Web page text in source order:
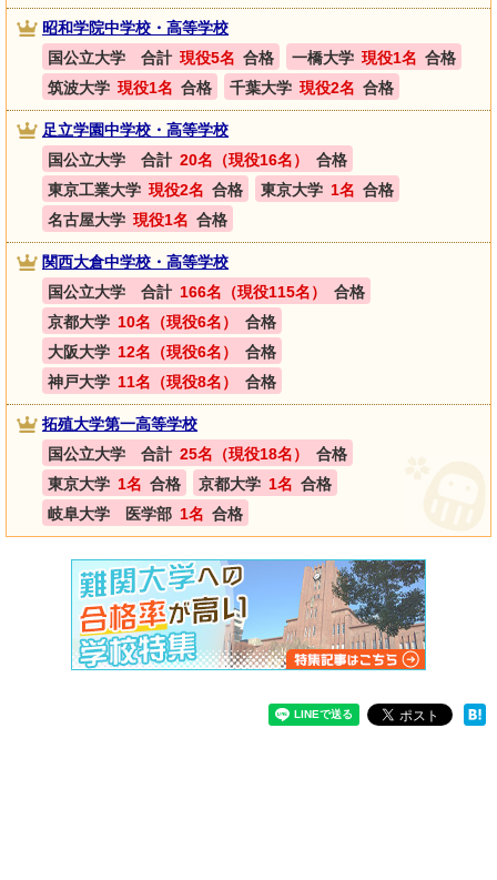
昭和学院中学校・高等学校
国公立大学 合計 現役5名 合格 一橋大学 現役1名 合格
筑波大学 現役1名 合格 千葉大学 現役2名 合格
足立学園中学校・高等学校
国公立大学 合計 20名（現役16名）
合格
東京工業大学 現役2名 合格 東京大学 1名 合格
名古屋大学 現役1名 合格
関西大倉中学校・高等学校
国公立大学 合計 166名（現役115名）
合格
京都大学 10名（現役6名）
合格
大阪大学 12名（現役6名）
合格
神戸大学 11名（現役8名） 合格
拓殖大学第一高等学校
国公立大学 合計 25名（現役18名）
合格
東京大学 1名 合格 京都大学 1名 合格
岐阜大学 医学部 1名 合格